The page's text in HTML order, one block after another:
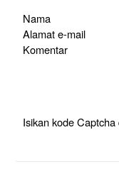
Nama
Alamat e-mail
Komentar
Isikan kode Captcha